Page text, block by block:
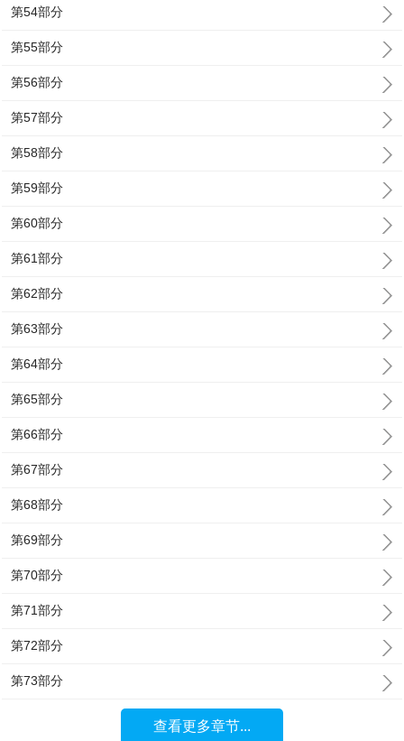
第54部分
第55部分
第56部分
第57部分
第58部分
第59部分
第60部分
第61部分
第62部分
第63部分
第64部分
第65部分
第66部分
第67部分
第68部分
第69部分
第70部分
第71部分
第72部分
第73部分
查看更多章节...